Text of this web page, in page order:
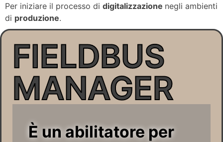
Per iniziare il processo di digitalizzazione negli ambienti
di produzione.
FIELDBUS
MANAGER
È un abilitatore per